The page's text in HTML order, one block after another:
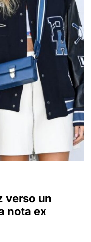
verso un
nota ex